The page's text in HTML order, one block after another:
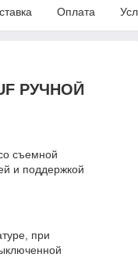
Оплата
РУЧНОЙ
съемной
и поддержкой
при